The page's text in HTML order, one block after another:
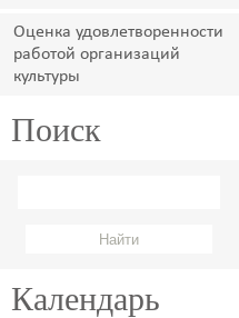
Оценка удовлетворенности
работой организаций
культуры
Поиск
Календарь